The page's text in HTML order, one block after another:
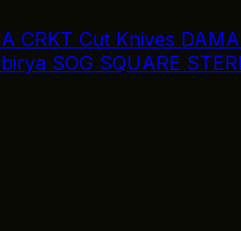
CRKT Cut Knives
SOG SQUARE